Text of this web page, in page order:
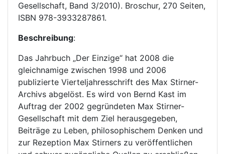
Gesellschaft, Band 3/2010). Broschur, 270 Seiten,
ISBN 978-3933287861.
Beschreibung:
Das Jahrbuch „Der Einzige“ hat 2008 die
gleichnamige zwischen 1998 und 2006
publizierte Vierteljahresschrift des Max Stirner-
Archivs abgelöst. Es wird von Bernd Kast im
Auftrag der 2002 gegründeten Max Stirner-
Gesellschaft mit dem Ziel herausgegeben,
Beiträge zu Leben, philosophischem Denken und
zur Rezeption Max Stirners zu veröffentlichen